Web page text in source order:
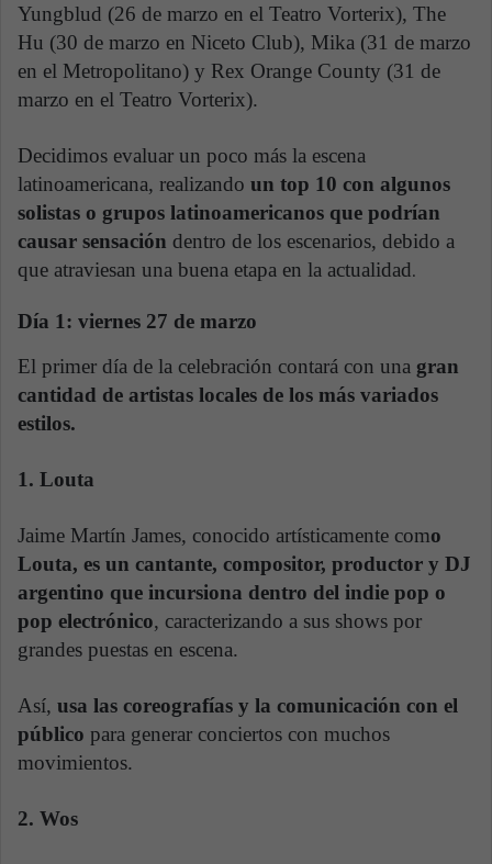
Yungblud (26 de marzo en el Teatro Vorterix), The
Hu (30 de marzo en Niceto Club), Mika (31 de marzo
en el Metropolitano) y Rex Orange County (31 de
marzo en el Teatro Vorterix).
Decidimos evaluar un poco más la escena
latinoamericana, realizando un top 10 con algunos
solistas o grupos latinoamericanos que podrían
causar sensación dentro de los escenarios, debido a
que atraviesan una buena etapa en la actualidad .
Día 1: viernes 27 de marzo
El primer día de la celebración contará con una gran
cantidad de artistas locales de los más variados
estilos.
1. Louta
Jaime Martín James, conocido artísticamente como
Louta, es un cantante, compositor, productor y DJ
argentino que incursiona dentro del indie pop o
pop electrónico, caracterizando a sus shows por
grandes puestas en escena.
Así, usa las coreografías y la comunicación con el
público para generar conciertos con muchos
movimientos.
2. Wos